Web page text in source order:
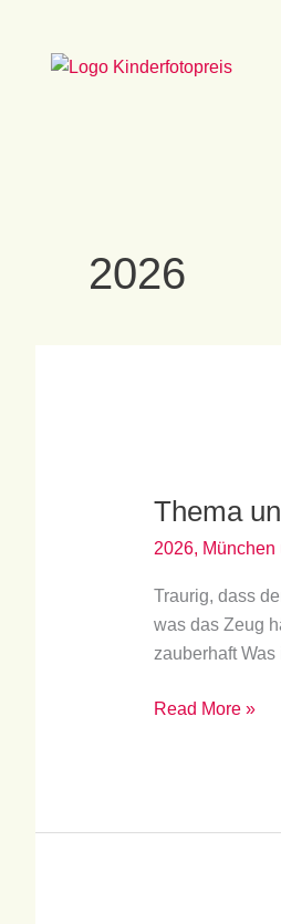
springen
2026
Thema
2026, München
Traurig, dass
was das Zeug
zauberhaft
Termine
2027
Read More »